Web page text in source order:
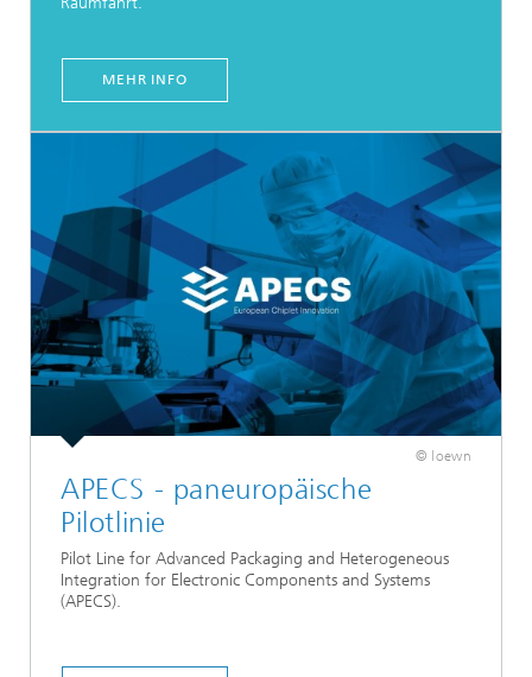
MEHR INFO
© loewn
APECS - paneuropäische
Pilotlinie
Pilot Line for Advanced Packaging and Heterogeneous
Integration for Electronic Components and Systems
(APECS).